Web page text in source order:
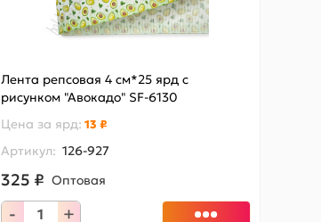
Лента репсовая 4 см*25 ярд с
рисунком "Авокадо" SF-6130
Цена за ярд: 13 ₽
Артикул: 126-927
325 ₽ Оптовая
- +